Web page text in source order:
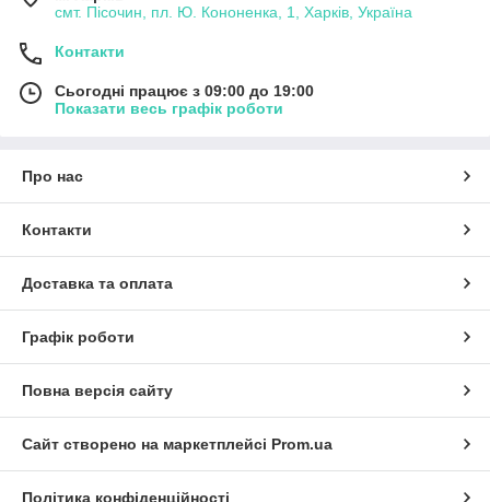
смт. Пісочин, пл. Ю. Кононенка, 1, Харків, Україна
Контакти
Сьогодні працює з 09:00 до 19:00
Показати весь графік роботи
Про нас
Контакти
Доставка та оплата
Графік роботи
Повна версія сайту
Сайт створено на маркетплейсі Prom.ua
Політика конфіденційності